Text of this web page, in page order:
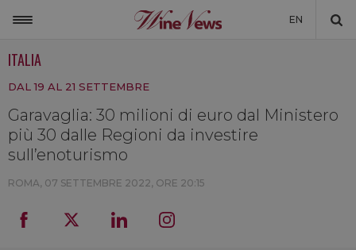
EN
NON SOLO VINO
LA CANTINA DI WINENEWS
DICONO DI NOI
ITALIA
DAL 19 AL 21 SETTEMBRE
Garavaglia: 30 milioni di euro dal Ministero
più 30 dalle Regioni da investire
sull’enoturismo
ROMA, 07 SETTEMBRE 2022, ORE 20:15